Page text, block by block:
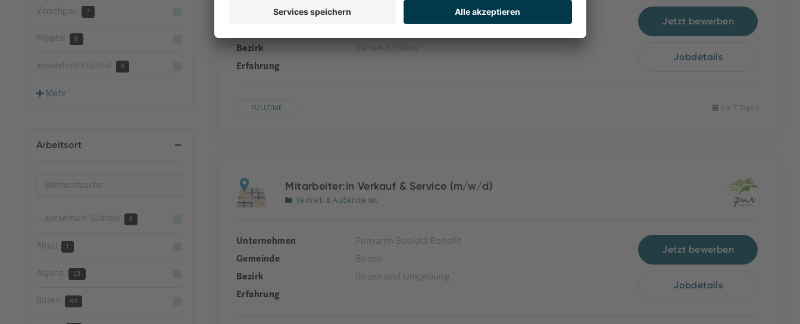
Vinschgau 7
Wipptal 6
ausserhalb Südtirol 8
Mehr
Arbeitsort
... ausserhalb Südtirol 8
Abtei 1
Algund 23
Bozen 49
Unternehmen
Bezirk
Salten-Schlern
Erfahrung
Jetzt bewerben
Jobdetails
FULLTIME Vor 7 Tagen
Mitarbeiter:in Verkauf & Service (m/w/d)
Vertrieb & Außendienst
Unternehmen
Purnamh Società Benefit
Gemeinde
Bozen
Bezirk
Bozen und Umgebung
Erfahrung
Jetzt bewerben
Jobdetails